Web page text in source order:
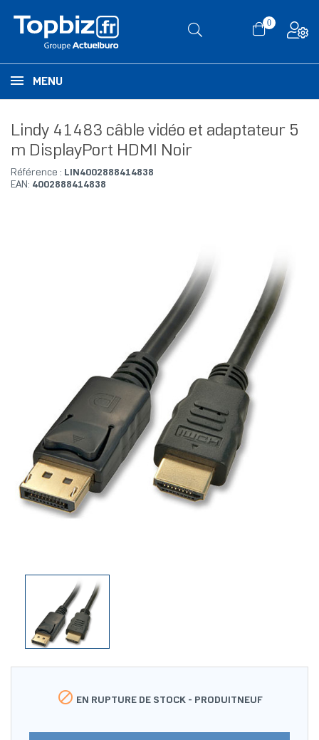
0
MENU
Lindy 41483 câble vidéo et adaptateur 5
m DisplayPort HDMI Noir
Référence : LIN4002888414838
EAN: 4002888414838
 EN RUPTURE DE STOCK - PRODUITNEUF